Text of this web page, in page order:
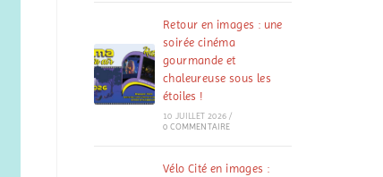
Retour en images : une
soirée cinéma
gourmande et
chaleureuse sous les
étoiles !
10 JUILLET 2026 /
0 COMMENTAIRE
Vélo Cité en images :